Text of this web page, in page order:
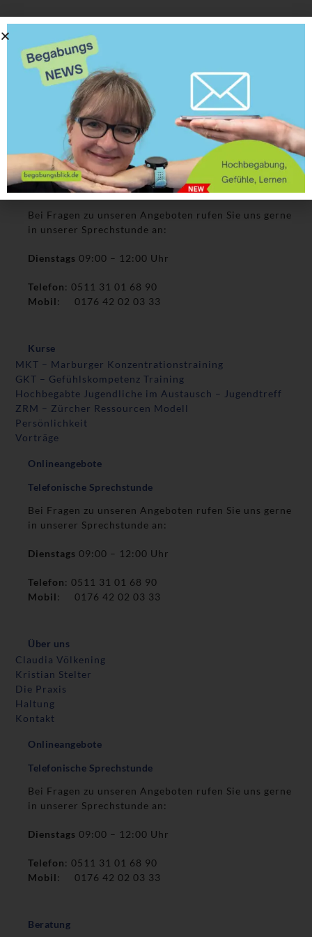
Dienstags09:00 – 12:00 Uhr
Telefon: 0511 31 01 68 90
Mobil
: 0176 42 02 03 33
Potenziale
Persönlichkeit
Lernkompetenz
Onlineangebote
Telefonische Sprechstunde
Bei Fragen zu unseren Angeboten rufen Sie uns gerne
in unserer Sprechstunde an:
Dienstags09:00 – 12:00 Uhr
Telefon: 0511 31 01 68 90
Mobil: 0176 42 02 03 33
Kurse
MKT – Marburger Konzentrationstraining
GKT – Gefühlskompetenz Training
Hochbegabte Jugendliche im Austausch – Jugendtreff
ZRM – Zürcher Ressourcen Modell
Persönlichkeit
Vorträge
Onlineangebote
Telefonische Sprechstunde
Bei Fragen zu unseren Angeboten rufen Sie uns gerne
in unserer Sprechstunde an:
Dienstags09:00 – 12:00 Uhr
Telefon: 0511 31 01 68 90
Mobil: 0176 42 02 03 33
Über uns
Claudia Völkening
Kristian Stelter
Die Praxis
Haltung
Kontakt
Onlineangebote
Telefonische Sprechstunde
Bei Fragen zu unseren Angeboten rufen Sie uns gerne
in unserer Sprechstunde an:
Dienstags09:00 – 12:00 Uhr
Telefon: 0511 31 01 68 90
Mobil: 0176 42 02 03 33
Beratung